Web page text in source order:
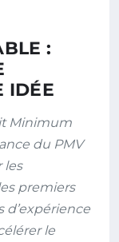
:
IDÉE
Minimum
du PMV
les
premiers
d’expérience
le